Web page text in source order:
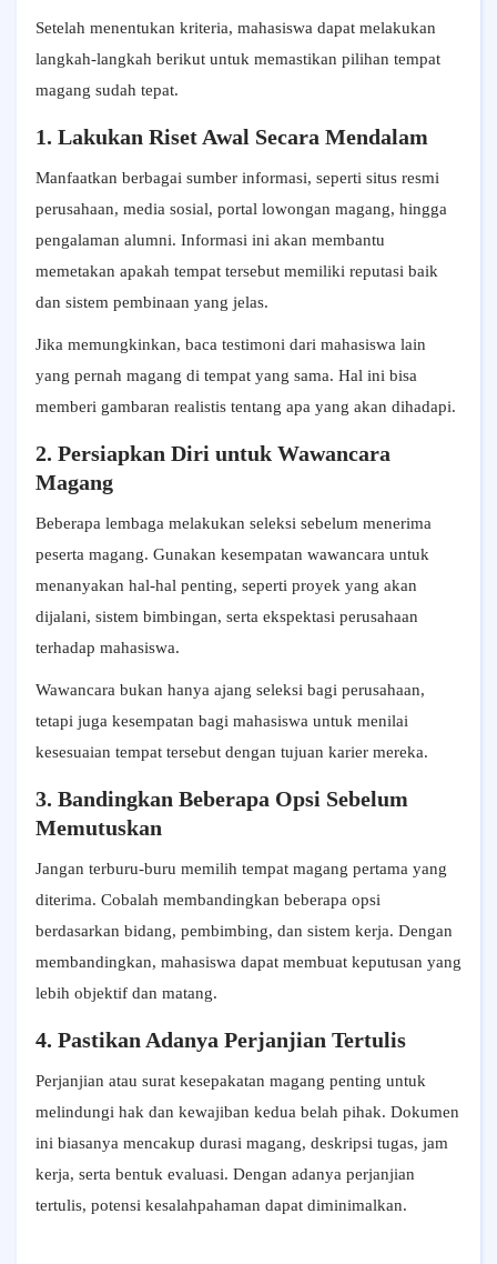
Setelah menentukan kriteria, mahasiswa dapat melakukan
langkah-langkah berikut untuk memastikan pilihan tempat
magang sudah tepat.
1. Lakukan Riset Awal Secara Mendalam
Manfaatkan berbagai sumber informasi, seperti situs resmi
perusahaan, media sosial, portal lowongan magang, hingga
pengalaman alumni. Informasi ini akan membantu
memetakan apakah tempat tersebut memiliki reputasi baik
dan sistem pembinaan yang jelas.
Jika memungkinkan, baca testimoni dari mahasiswa lain
yang pernah magang di tempat yang sama. Hal ini bisa
memberi gambaran realistis tentang apa yang akan dihadapi.
2. Persiapkan Diri untuk Wawancara
Magang
Beberapa lembaga melakukan seleksi sebelum menerima
peserta magang. Gunakan kesempatan wawancara untuk
menanyakan hal-hal penting, seperti proyek yang akan
dijalani, sistem bimbingan, serta ekspektasi perusahaan
terhadap mahasiswa.
Wawancara bukan hanya ajang seleksi bagi perusahaan,
tetapi juga kesempatan bagi mahasiswa untuk menilai
kesesuaian tempat tersebut dengan tujuan karier mereka.
3. Bandingkan Beberapa Opsi Sebelum
Memutuskan
Jangan terburu-buru memilih tempat magang pertama yang
diterima. Cobalah membandingkan beberapa opsi
berdasarkan bidang, pembimbing, dan sistem kerja. Dengan
membandingkan, mahasiswa dapat membuat keputusan yang
lebih objektif dan matang.
4. Pastikan Adanya Perjanjian Tertulis
Perjanjian atau surat kesepakatan magang penting untuk
melindungi hak dan kewajiban kedua belah pihak. Dokumen
ini biasanya mencakup durasi magang, deskripsi tugas, jam
kerja, serta bentuk evaluasi. Dengan adanya perjanjian
tertulis, potensi kesalahpahaman dapat diminimalkan.